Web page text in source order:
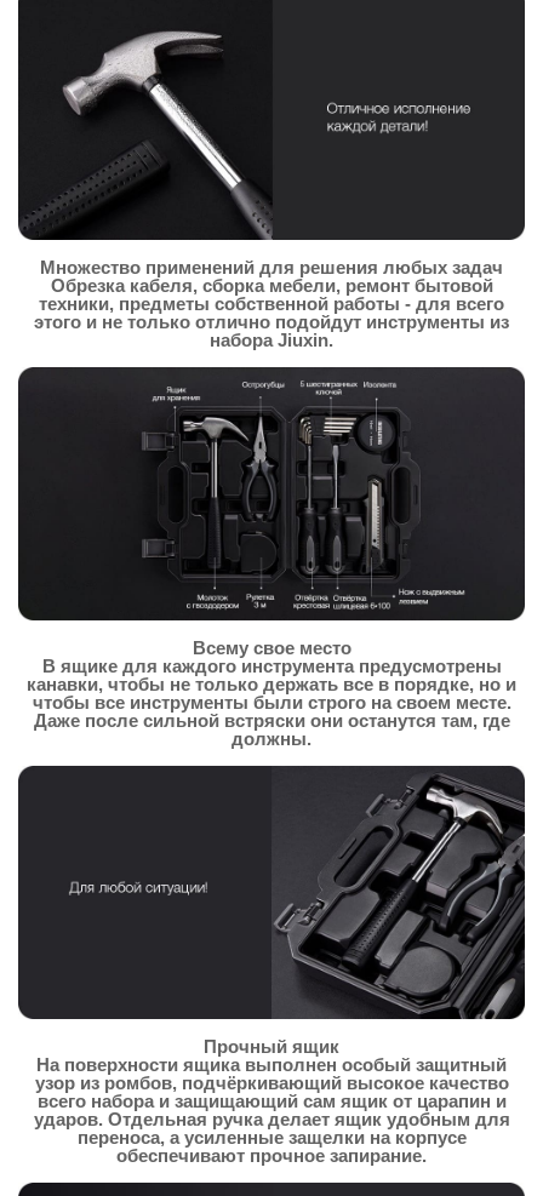
Множество применений для решения любых задач
Обрезка кабеля, сборка мебели, ремонт бытовой
техники, предметы собственной работы - для всего
этого и не только отлично подойдут инструменты из
набора Jiuxin.
Всему свое место
В ящике для каждого инструмента предусмотрены
канавки, чтобы не только держать все в порядке, но и
чтобы все инструменты были строго на своем месте.
Даже после сильной встряски они останутся там, где
должны.
Прочный ящик
На поверхности ящика выполнен особый защитный
узор из ромбов, подчёркивающий высокое качество
всего набора и защищающий сам ящик от царапин и
ударов. Отдельная ручка делает ящик удобным для
переноса, а усиленные защелки на корпусе
обеспечивают прочное запирание.